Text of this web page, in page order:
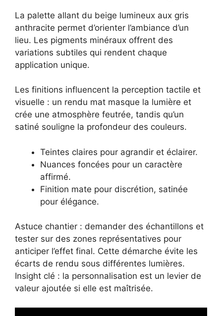
La palette allant du beige lumineux aux gris
anthracite permet d’orienter l’ambiance d’un
lieu. Les pigments minéraux offrent des
variations subtiles qui rendent chaque
application unique.
Les finitions influencent la perception tactile et
visuelle : un rendu mat masque la lumière et
crée une atmosphère feutrée, tandis qu’un
satiné souligne la profondeur des couleurs.
Teintes claires pour agrandir et éclairer.
Nuances foncées pour un caractère
affirmé.
Finition mate pour discrétion, satinée
pour élégance.
Astuce chantier : demander des échantillons et
tester sur des zones représentatives pour
anticiper l’effet final. Cette démarche évite les
écarts de rendu sous différentes lumières.
Insight clé : la personnalisation est un levier de
valeur ajoutée si elle est maîtrisée.